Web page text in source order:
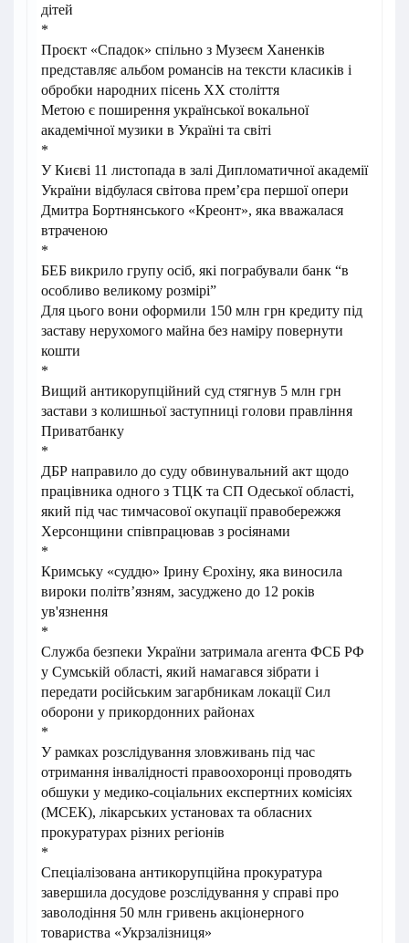
дітей
*
Проєкт «Спадок» спільно з Музеєм Ханенків
представляє альбом романсів на тексти класиків і
обробки народних пісень ХХ століття
Метою є поширення української вокальної
академічної музики в Україні та світі
*
У Києві 11 листопада в залі Дипломатичної академії
України відбулася світова прем’єра першої опери
Дмитра Бортнянського «Креонт», яка вважалася
втраченою
*
БЕБ викрило групу осіб, які пограбували банк “в
особливо великому розмірі”
Для цього вони оформили 150 млн грн кредиту під
заставу нерухомого майна без наміру повернути
кошти
*
Вищий антикорупційний суд стягнув 5 млн грн
застави з колишньої заступниці голови правління
Приватбанку
*
ДБР направило до суду обвинувальний акт щодо
працівника одного з ТЦК та СП Одеської області,
який під час тимчасової окупації правобережжя
Херсонщини співпрацював з росіянами
*
Кримську «суддю» Ірину Єрохіну, яка виносила
вироки політвʼязням, засуджено до 12 років
ув'язнення
*
Служба безпеки України затримала агента ФСБ РФ
у Сумській області, який намагався зібрати і
передати російським загарбникам локації Сил
оборони у прикордонних районах
*
У рамках розслідування зловживань під час
отримання інвалідності правоохоронці проводять
обшуки у медико-соціальних експертних комісіях
(МСЕК), лікарських установах та обласних
прокуратурах різних регіонів
*
Спеціалізована антикорупційна прокуратура
завершила досудове розслідування у справі про
заволодіння 50 млн гривень акціонерного
товариства «Укрзалізниця»